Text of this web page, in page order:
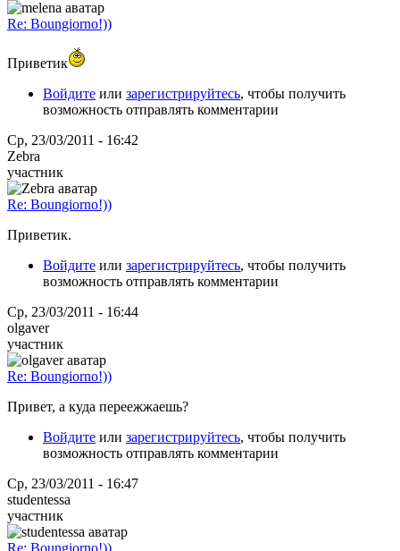
Re: Boungiorno!))
Приветик
Войдите или зарегистрируйтесь, чтобы получить
возможность отправлять комментарии
Ср, 23/03/2011 - 16:42
Zebra
участник
Re: Boungiorno!))
Приветик.
Войдите или зарегистрируйтесь, чтобы получить
возможность отправлять комментарии
Ср, 23/03/2011 - 16:44
olgaver
участник
Re: Boungiorno!))
Привет, а куда переежжаешь?
Войдите или зарегистрируйтесь, чтобы получить
возможность отправлять комментарии
Ср, 23/03/2011 - 16:47
studentessa
участник
Re: Boungiorno!))